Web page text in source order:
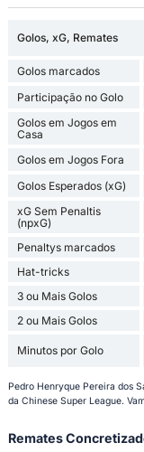
Golos, xG, Remates
Golos marcados
Participação no Golo
Golos em Jogos em
Casa
Golos em Jogos Fora
Golos Esperados (xG)
xG Sem Penaltis
(npxG)
Penaltys marcados
Hat-tricks
3 ou Mais Golos
2 ou Mais Golos
Minutos por Golo
Pedro Henryque Pereira dos
da Chinese Super League.
Remates